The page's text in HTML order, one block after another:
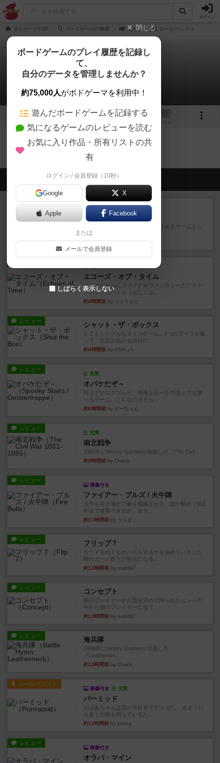
ログイン
ボドゲーマTOP ボードゲームの検索 地域王 ルール/インスト
地域王
0件のルール/インスト
地域王のトップに戻る
会員の新しい投稿
レビュー
ワン・トゥ・ファイブ
とにかくお手軽にすき間時間をうめるゲームとし
て重宝するゲームです。いわ...
17分前by nabekoh
エコーズ・オブ・タイム
カードゲームにファイナルファンタジーのアクテ
ィブタイムバトル（もしくは...
約4時間前 by ジェイとと
レビュー シャット・ザ・ボックス
とてもシンプルなダイスゲーム。2つのダイスを振
って、出目の合計を自分の...
約4時間前 by OSAっち
レビュー
充実
オバケだぞ～
対人アナログプレイ。簡単なルールで誰とでも遊
べるゲーム。こんなの子ども...
約6時間前 by おーちゃん
レビュー
充実
南北戦争
1983年にVictory Gamesが出版した『The Civil ...
約9時間前 by Chaco
レビュー
画像付き
ファイアー・ブルズ / 火牛陣
火牛を引き連れて敵を殲滅させる。縦か斜めで前2
列まで攻撃できるが、自分...
約11時間前 by うらまこ
レビュー フリップ７
カードをめくるかパスをするかを決めてパスした
時のカード数字が得点になる...
約12時間前 by mob567
レビュー コンセプト
親のプレイヤーがお題を決めて限られたヒントの
中から他のプレイヤーに当て...
約12時間前 by mob567
レビュー 海兵隊
1988年にVictory Gamesが出版した
『Leathernec...
約12時間前 by Chaco
ルール/インスト
画像付き 充実
パーミッド
おばあちゃんは猫が大好きです!しかし、あまりに
も多くの猫を飼っているた...
約12時間前 by jurong
レビュー
画像付き
オラパ・マイン
閉じる
ボードゲームのプレイ履歴を記録し
て、
自分のデータを管理しませんか？
約75,000人がボドゲーマを利用中！
遊んだボードゲームを記録する
気になるゲームのレビューを読む
お気に入り作品・所有リストの共
有
ログイン / 会員登録（10秒）
Google X
Apple Facebook
または
メールで会員登録
しばらく表示しない